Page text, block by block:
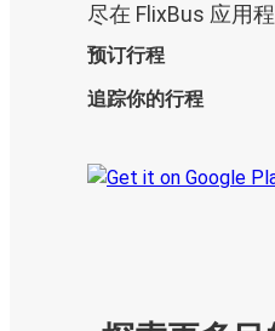
尽在 FlixBus 应用
预订行程
追踪你的行程